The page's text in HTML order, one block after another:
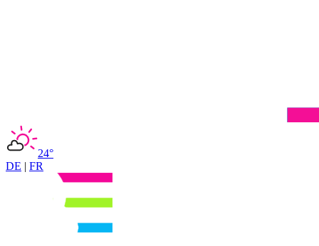
24°
DE | FR